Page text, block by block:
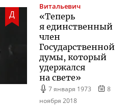
Д
Витальевич
«Теперь
я единственный
член
Государственной
думы, который
удержался
на свете»
7 января 1973
8
ноября 2018